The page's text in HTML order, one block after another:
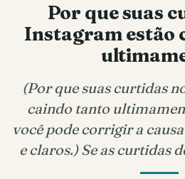
Por que suas
Instagram estão
(Por que suas curtidas
caindo tanto
você pode corrigir a
e claros.) Se as curtidas